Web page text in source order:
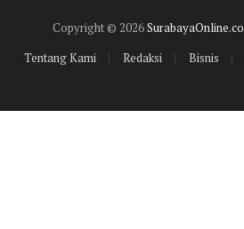
Copyright © 2026SurabayaOnline.co
Tentang Kami
Redaksi Bisnis